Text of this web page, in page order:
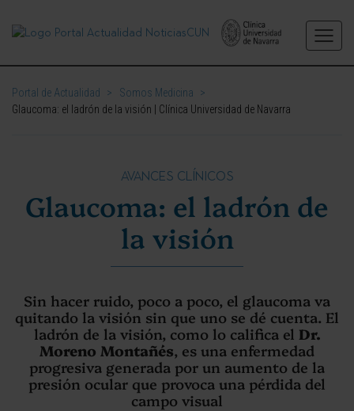
Portal de Actualidad > Somos Medicina
>
Glaucoma: el ladrón de la visión | Clínica Universidad de Navarra
AVANCES CLÍNICOS
Glaucoma: el ladrón de
la visión
Sin hacer ruido, poco a poco, el glaucoma va
quitando la visión sin que uno se dé cuenta. El
ladrón de la visión, como lo califica el Dr.
Moreno Montañés, es una enfermedad
progresiva generada por un aumento de la
presión ocular que provoca una pérdida del
campo visual